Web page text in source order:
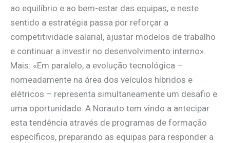
ao equilíbrio e ao bem-estar das equipas, e neste
sentido a estratégia passa por reforçar a
competitividade salarial, ajustar modelos de trabalho
e continuar a investir no desenvolvimento interno».
Mais: «Em paralelo, a evolução tecnológica –
nomeadamente na área dos veículos híbridos e
elétricos – representa simultaneamente um desafio e
uma oportunidade. A Norauto tem vindo a antecipar
esta tendência através de programas de formação
específicos, preparando as equipas para responder a